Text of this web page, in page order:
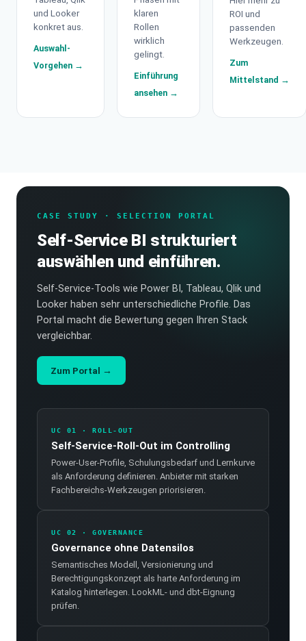
und Looker
konkret aus.
Auswahl-
Vorgehen →
klaren
Rollen
wirklich
gelingt.
Einführung
ansehen →
ROI und
passenden
Werkzeugen.
Zum
Mittelstand →
CASE STUDY · SELECTION PORTAL
Self-Service BI strukturiert
auswählen und einführen.
Self-Service-Tools wie Power BI, Tableau, Qlik und
Looker haben sehr unterschiedliche Profile. Das
Portal macht die Bewertung gegen Ihren Stack
vergleichbar.
Zum Portal →
UC 01 · ROLL-OUT
Self-Service-Roll-Out im Controlling
Power-User-Profile, Schulungsbedarf und Lernkurve
als Anforderung definieren. Anbieter mit starken
Fachbereichs-Werkzeugen priorisieren.
UC 02 · GOVERNANCE
Governance ohne Datensilos
Semantisches Modell, Versionierung und
Berechtigungskonzept als harte Anforderung im
Katalog hinterlegen. LookML- und dbt-Eignung
prüfen.